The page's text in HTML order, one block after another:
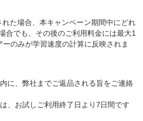
れた場合、本キャンペーン期間中にどれ
合でも、その後のご利用料金には最大1
ーのみが学習速度の計算に反映されま
に、弊社までご返品される旨をご連絡
、お試しご利用終了日より7日間です